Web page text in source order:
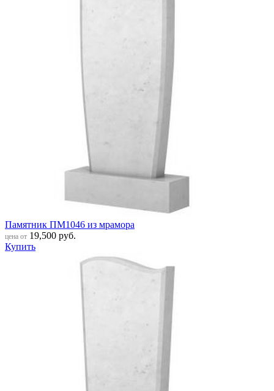
Памятник ПМ1046 из мрамора
цена от 19,500 руб.
Купить